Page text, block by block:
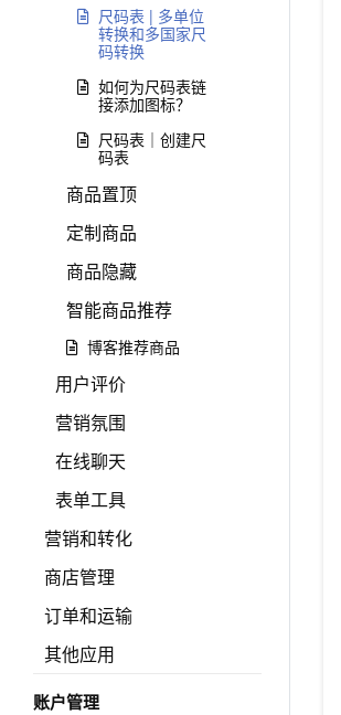
尺码表 | 多单位
转换和多国家尺
码转换
如何为尺码表链
接添加图标？
尺码表｜创建尺
码表
商品置顶
定制商品
商品隐藏
智能商品推荐
博客推荐商品
用户评价
营销氛围
在线聊天
表单工具
营销和转化
商店管理
订单和运输
其他应用
账户管理